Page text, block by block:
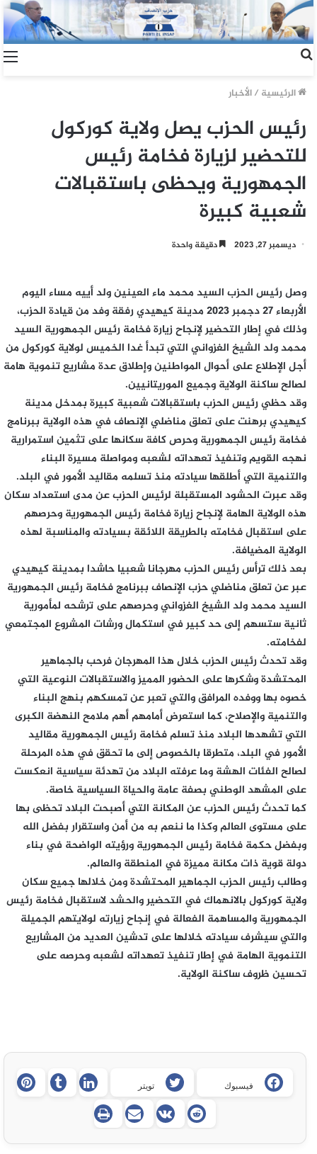
الرئيسية /الأخبار
رئيس الحزب يصل ولاية كوركول
للتحضير لزيارة فخامة رئيس
الجمهورية ويحظى باستقبالات
شعبية كبيرة
ديسمبر 27, 2023 دقيقة واحدة
وصل رئيس الحزب السيد محمد ماء العينين ولد أييه مساء اليوم
الأربعاء 27 دجمبر 2023 مدينة كيهيدي رفقة وفد من قيادة الحزب،
وذلك في إطار التحضير لإنجاح زيارة فخامة رئيس الجمهورية السيد
محمد ولد الشيخ الغزواني التي تبدأ غدا الخميس لولاية كوركول من
أجل الإطلاع على أحوال المواطنين وإطلاق عدة مشاريع تنموية هامة
لصالح ساكنة الولاية وجميع الموريتانيين.
وقد حظي رئيس الحزب باستقبالات شعبية كبيرة بمدخل مدينة
كيهيدي برهنت على تعلق مناضلي الإنصاف في هذه الولاية ببرنامج
فخامة رئيس الجمهورية وحرص كافة سكانها على تثمين استمرارية
نهجه القويم وتنفيذ تعهداته لشعبه ومواصلة مسيرة البناء
والتنمية التي أطلقها سيادته منذ تسلمه مقاليد الأمور في البلد.
وقد عبرت الحشود المستقبلة لرئيس الحزب عن مدى استعداد سكان
هذه الولاية الهامة لإنجاح زيارة فخامة رئيس الجمهورية وحرصهم
على استقبال فخامته بالطريقة اللائقة بسيادته والمناسبة لهذه
الولاية المضيافة.
بعد ذلك ترأس رئيس الحزب مهرجانا شعبيا حاشدا بمدينة كيهيدي
عبر عن تعلق مناضلي حزب الإنصاف ببرنامج فخامة رئيس الجمهورية
السيد محمد ولد الشيخ الغزواني وحرصهم على ترشحه لمأمورية
ثانية ستسهم إلى حد كبير في استكمال ورشات المشروع المجتمعي
لفخامته.
وقد تحدث رئيس الحزب خلال هذا المهرجان فرحب بالجماهير
المحتشدة وشكرها على الحضور المميز والاستقبالات النوعية التي
خصوه بها ووفده المرافق والتي تعبر عن تمسكهم بنهج البناء
والتنمية والإصلاح، كما استعرض أمامهم أهم ملامح النهضة الكبرى
التي تشهدها البلاد منذ تسلم فخامة رئيس الجمهورية مقاليد
الأمور في البلد، متطرقا بالخصوص إلى ما تحقق في هذه المرحلة
لصالح الفئات الهشة وما عرفته البلاد من تهدئة سياسية انعكست
على المشهد الوطني بصفة عامة والحياة السياسية خاصة.
كما تحدث رئيس الحزب عن المكانة التي أصبحت البلاد تحظى بها
على مستوى العالم وكذا ما ننعم به من أمن واستقرار بفضل الله
وبفضل حكمة فخامة رئيس الجمهورية ورؤيته الواضحة في بناء
دولة قوية ذات مكانة مميزة في المنطقة والعالم.
وطالب رئيس الحزب الجماهير المحتشدة ومن خلالها جميع سكان
ولاية كوركول بالانهماك في التحضير والحشد لاستقبال فخامة رئيس
الجمهورية والمساهمة الفعالة في إنجاح زيارته لولايتهم الجميلة
والتي سيشرف سيادته خلالها على تدشين العديد من المشاريع
التنموية الهامة في إطار تنفيذ تعهداته لشعبه وحرصه على
تحسين ظروف ساكنة الولاية.
فيسبوك تويتر